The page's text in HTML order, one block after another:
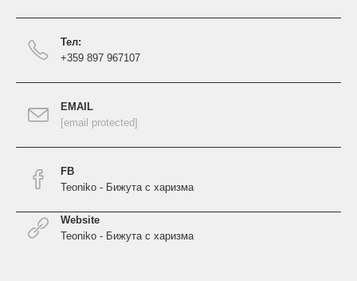
Тел:
+359 897 967107
EMAIL
[email protected]
FB
Teoniko - Бижута с харизма
Website
Teoniko - Бижута с харизма